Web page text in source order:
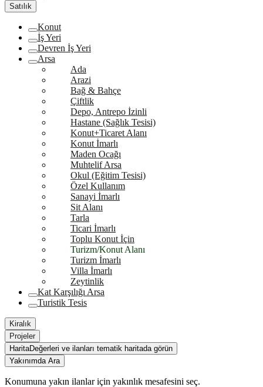
Satılık
Konut
İş Yeri
Devren İş Yeri
Arsa
Ada
Arazi
Bağ & Bahçe
Çiftlik
Depo, Antrepo İzinli
Hastane (Sağlık Tesisi)
Konut+Ticaret Alanı
Konut İmarlı
Maden Ocağı
Muhtelif Arsa
Okul (Eğitim Tesisi)
Özel Kullanım
Sanayi İmarlı
Sit Alanı
Tarla
Ticari İmarlı
Toplu Konut İçin
Turizm/Konut Alanı
Turizm İmarlı
Villa İmarlı
Zeytinlik
Kat Karşılığı Arsa
Turistik Tesis
Kiralık
Projeler
HaritaDeğerleri ve ilanları tematik haritada görün
Yakınımda Ara
Konumuna yakın ilanlar için yakınlık mesafesini seç.